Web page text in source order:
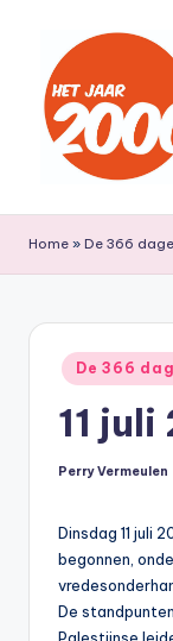
inhoud
e
t
J
0
0
lang
jaar
2000
Home » De 366
Geplaatst
in
De 366
11
Geplaatst
Perry Vermeulen
Dinsdag 11 juli
begonnen,
De